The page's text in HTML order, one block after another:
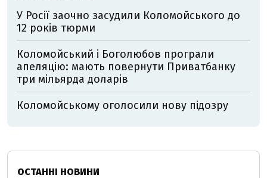
У Росії заочно засудили Коломойського до
12 років тюрми
Коломойський і Боголюбов програли
апеляцію: мають повернути Приватбанку
три мільярда доларів
Коломойському оголосили нову підозру
ОСТАННІ НОВИНИ